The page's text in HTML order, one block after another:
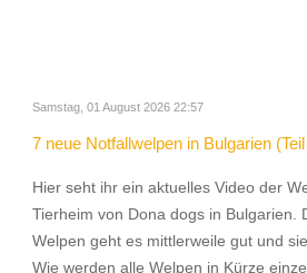
Samstag, 01 August 2026 22:57
7 neue Notfallwelpen in Bulgarien (Teil
Hier seht ihr ein aktuelles Video der
Tierheim von Dona dogs in Bulgarien.
Welpen geht es mittlerweile gut und
Wie werden alle Welpen in Kürze